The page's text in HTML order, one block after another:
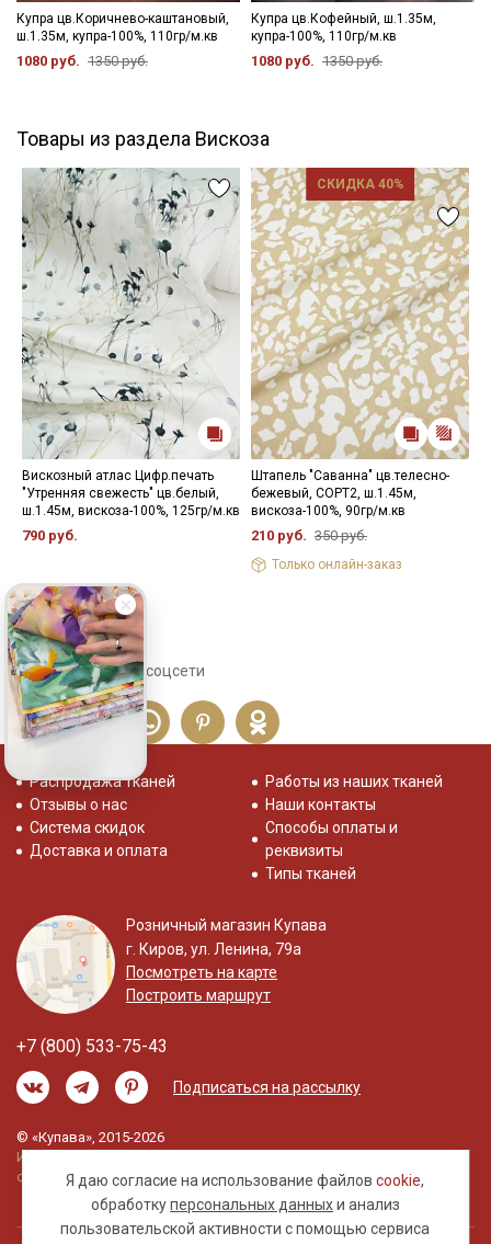
Купра цв.Коричнево-каштановый,
ш.1.35м, купра-100%, 110гр/м.кв
1080 руб. 1350 руб.
Купра цв.Кофейный, ш.1.35м,
купра-100%, 110гр/м.кв
1080 руб. 1350 руб.
Товары из раздела Вискоза
Вискозный атлас Цифр.печать
"Утренняя свежесть" цв.белый,
ш.1.45м, вискоза-100%, 125гр/м.кв
790 руб.
СКИДКА 40%
Штапель "Саванна" цв.телесно-
бежевый, СОРТ2, ш.1.45м,
вискоза-100%, 90гр/м.кв
210 руб. 350 руб.
Только онлайн-заказ
Сохраните себе в соцсети
Я даю согласие на использование файловcookie,
обработкуперсональных данныхи анализ
пользовательской активности с помощью сервиса
Распродажа тканей
Отзывы о нас
Система скидок
Доставка и оплата
Работы из наших тканей
Наши контакты
Способы оплаты и
реквизиты
Типы тканей
Розничный магазин Купава
г. Киров, ул. Ленина, 79а
Посмотреть на карте
Построить маршрут
+7 (800) 533-75-43
Подписаться на рассылку
© «Купава», 2015-2026
Информация на сайте не является публичной
офертой.